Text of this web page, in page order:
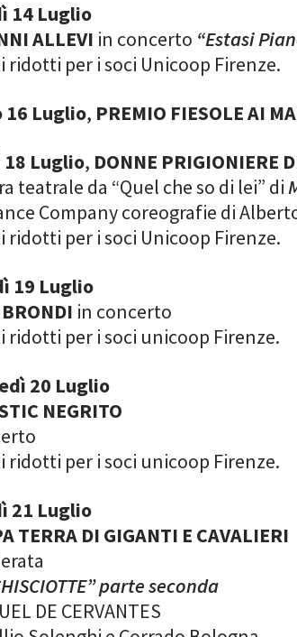
14 Luglio
ALLEVI in concerto “Estasi
ridotti per i soci Unicoop Firenze.
16 Luglio, PREMIO FIESOLE AI
18 Luglio, DONNE PRIGIONIERE
teatrale da “Quel che so di lei” di
Company coreografie di
ridotti per i soci Unicoop Firenze.
19 Luglio
in concerto
ridotti per i soci unicoop Firenze.
20 Luglio
NEGRITO
ridotti per i soci unicoop Firenze.
21 Luglio
TERRA DI GIGANTI E CAVALIERI
parte seconda
DE CERVANTES